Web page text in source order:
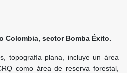
Colombia, sector Bomba Éxito.
topografía plana, incluye un área
como área de reserva forestal,